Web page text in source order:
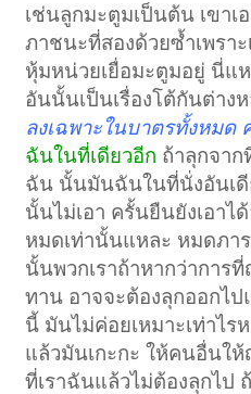
เช่นลูกมะตูมเป็นต้น เขาเ
ภาชนะที่สองด้วยซ้ำเพรา
หุ้มหน่วยเยื่อมะตูมอยู่ นี่แ
อันนั้นเป็นเรื่องโต้กันต่าง
ลงเฉพาะในบาตรทั้งหมด
ฉันในที่เดียวอีก ถ้าลุกจาก
ฉัน นั้นมันฉันในที่นั่งอันเดี
นั้นไม่เอา ครั้นยืนยังเอาไ
หมดเท่านั้นแหละ หมดภา
นั้นพวกเราถ้าหากว่าการ
ทาน อาจจะต้องลุกออกไ
นี้ มันไม่ค่อยเหมาะเท่าไร
แล้วมันเกะกะ ให้คนอื่นใ
ที่เราฉันแล้วไม่ต้องลุกไป